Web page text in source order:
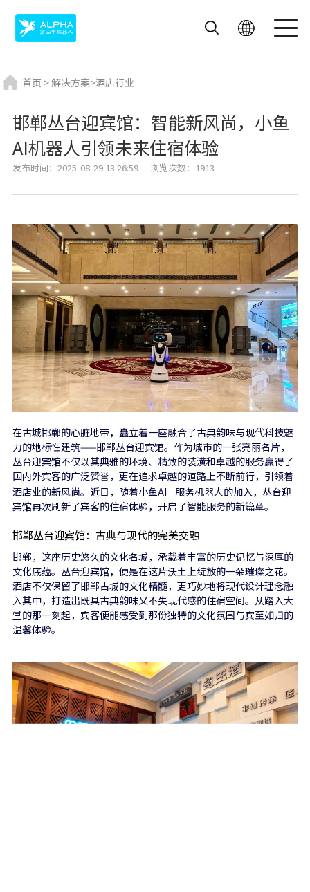
飞毛腿 艾米 迎宾机器人
首页 >解决方案>酒店行业
邯郸丛台迎宾馆：智能新风尚，小鱼
AI机器人引领未来住宿体验
发布时间：2025-08-29 13:26:59 浏览次数：1913
在古城邯郸的心脏地带，矗立着一座融合了古典韵味与现代科技魅
力的地标性建筑——邯郸丛台迎宾馆。作为城市的一张亮丽名片，
丛台迎宾馆不仅以其典雅的环境、精致的装潢和卓越的服务赢得了
国内外宾客的广泛赞誉，更在追求卓越的道路上不断前行，引领着
酒店业的新风尚。近日，随着小鱼AI
服务机器人的加入，丛台迎
宾馆再次刷新了宾客的住宿体验，开启了智能服务的新篇章。
邯郸丛台迎宾馆：古典与现代的完美交融
邯郸，这座历史悠久的文化名城，承载着丰富的历史记忆与深厚的
文化底蕴。丛台迎宾馆，便是在这片沃土上绽放的一朵璀璨之花。
酒店不仅保留了邯郸古城的文化精髓，更巧妙地将现代设计理念融
入其中，打造出既具古典韵味又不失现代感的住宿空间。从踏入大
堂的那一刻起，宾客便能感受到那份独特的文化氛围与宾至如归的
温馨体验。